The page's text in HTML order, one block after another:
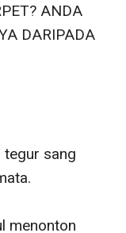
ANDA
DARIPADA
tegur sang
menonton